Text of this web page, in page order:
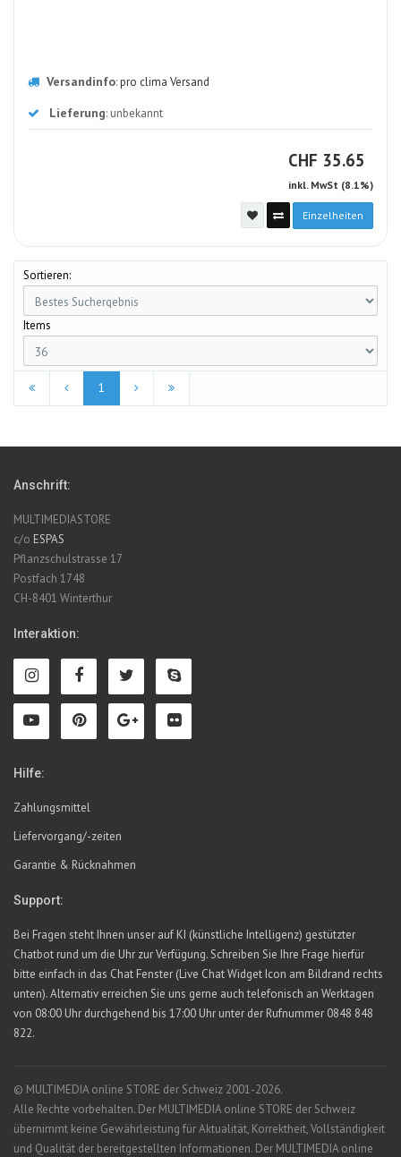
Versandinfo:pro clima Versand
Lieferung: unbekannt
CHF CHF
35.65
inkl. MwSt (8.1%)
Einzelheiten
Sortieren:
Items
1
Anschrift:
MULTIMEDIASTORE
c/o ESPAS
Pflanzschulstrasse 17
Postfach 1748
CH-8401 Winterthur
Interaktion:
Hilfe:
Zahlungsmittel
Liefervorgang/-zeiten
Garantie & Rücknahmen
Support:
Bei Fragen steht Ihnen unser auf KI (künstliche Intelligenz) gestützter
Chatbot rund um die Uhr zur Verfügung. Schreiben Sie Ihre Frage hierfür
bitte einfach in das Chat Fenster (Live Chat Widget Icon am Bildrand rechts
unten). Alternativ erreichen Sie uns gerne auch telefonisch an Werktagen
von 08:00 Uhr durchgehend bis 17:00 Uhr unter der Rufnummer 0848 848
822.
© MULTIMEDIA online STORE der Schweiz 2001-2026.
Alle Rechte vorbehalten. Der MULTIMEDIA online STORE der Schweiz
übernimmt keine Gewährleistung für Aktualität, Korrektheit, Vollständigkeit
und Qualität der bereitgestellten Informationen. Der MULTIMEDIA online